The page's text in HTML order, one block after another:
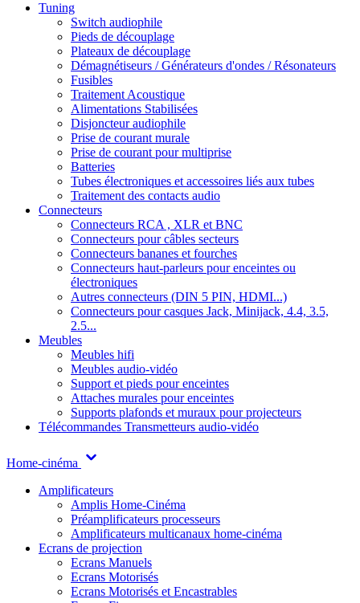
Tuning
Switch audiophile
Pieds de découplage
Plateaux de découplage
Démagnétiseurs / Générateurs d'ondes / Résonateurs
Fusibles
Traitement Acoustique
Alimentations Stabilisées
Disjoncteur audiophile
Prise de courant murale
Prise de courant pour multiprise
Batteries
Tubes électroniques et accessoires liés aux tubes
Traitement des contacts audio
Connecteurs
Connecteurs RCA , XLR et BNC
Connecteurs pour câbles secteurs
Connecteurs bananes et fourches
Connecteurs haut-parleurs pour enceintes ou
électroniques
Autres connecteurs (DIN 5 PIN, HDMI...)
Connecteurs pour casques Jack, Minijack, 4.4, 3.5,
2.5...
Meubles
Meubles hifi
Meubles audio-vidéo
Support et pieds pour enceintes
Attaches murales pour enceintes
Supports plafonds et muraux pour projecteurs
Télécommandes Transmetteurs audio-vidéo
Home-cinéma
Amplificateurs
Amplis Home-Cinéma
Préamplificateurs processeurs
Amplificateurs multicanaux home-cinéma
Ecrans de projection
Ecrans Manuels
Ecrans Motorisés
Ecrans Motorisés et Encastrables